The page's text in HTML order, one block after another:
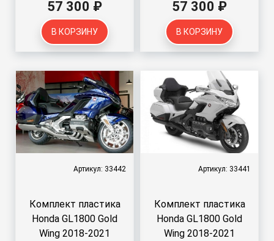
57 300 ₽
В КОРЗИНУ
57 300 ₽
В КОРЗИНУ
Артикул: 33442
Комплект пластика
Honda GL1800 Gold
Wing 2018-2021
Артикул: 33441
Комплект пластика
Honda GL1800 Gold
Wing 2018-2021